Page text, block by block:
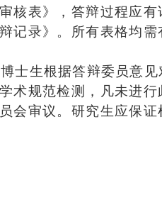
核表》，答辩过程应
记录》。所有表格均
士生根据答辩委员意
术规范检测，凡未进
会审议。研究生应保